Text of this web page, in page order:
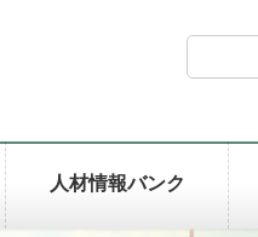
人材情報バンク